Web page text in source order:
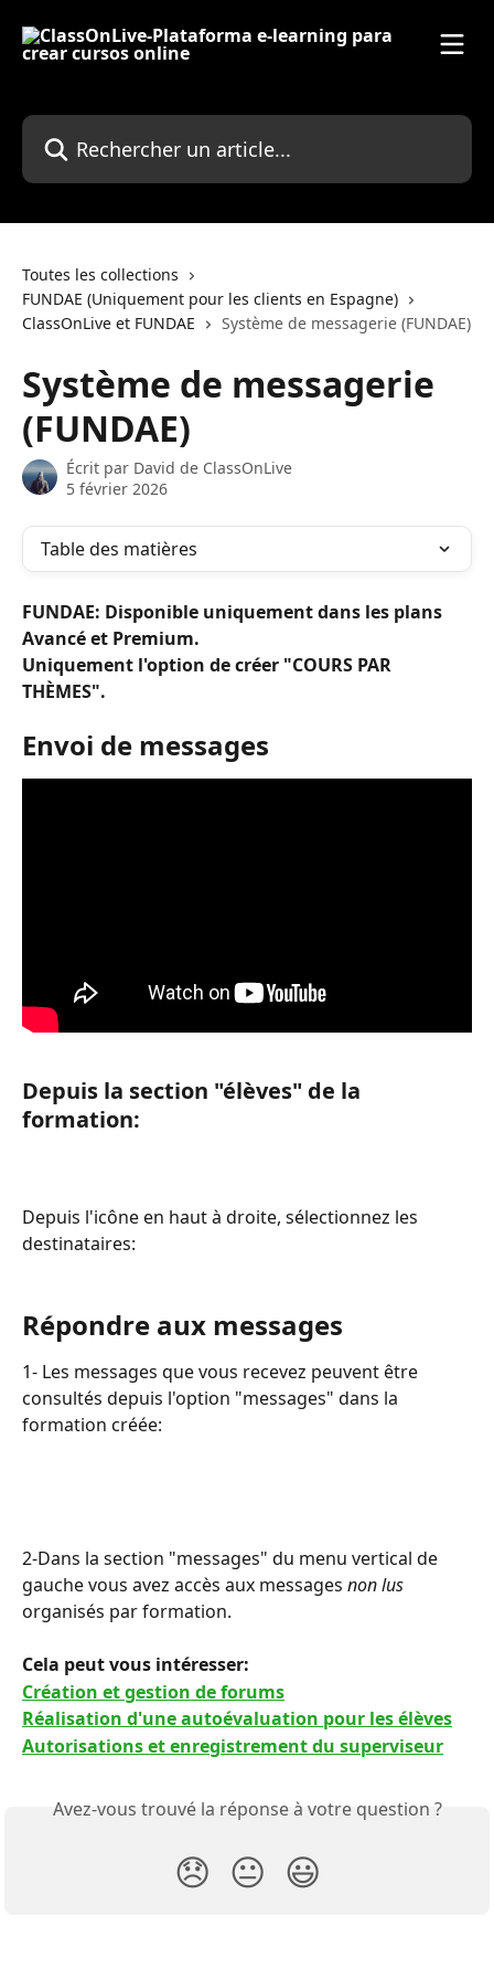
Rechercher un article...
Toutes les collections
FUNDAE (Uniquement pour les clients en Espagne)
ClassOnLive et FUNDAE
Système de messagerie (FUNDAE)
Système de messagerie
(FUNDAE)
Écrit par David de ClassOnLive
5 février 2026
Table des matières
FUNDAE: Disponible uniquement dans les plans
Avancé et Premium.
Uniquement l'option de créer "COURS PAR
THÈMES".
Envoi de messages
Depuis la section "élèves" de la
formation:
Depuis l'icône en haut à droite, sélectionnez les
destinataires:
Répondre aux messages
1- Les messages que vous recevez peuvent être
consultés depuis l'option "messages" dans la
formation créée:
2-Dans la section "messages" du menu vertical de
gauche vous avez accès aux messages non lus
organisés par formation.
Cela peut vous intéresser:
Création et gestion de forums
Réalisation d'une autoévaluation pour les élèves
Autorisations et enregistrement du superviseur
Avez-vous trouvé la réponse à votre question ?
😞 😐 😃